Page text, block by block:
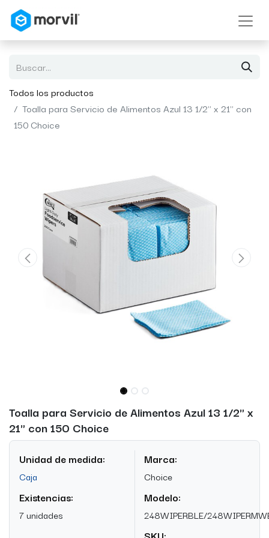
Todos los productos
Toalla para Servicio de Alimentos Azul 13 1/2" x 21" con
150 Choice
Toalla para Servicio de Alimentos Azul 13 1/2" x
21" con 150 Choice
Unidad de medida:
Caja
Existencias:
7 unidades
Marca:
Choice
Modelo:
248WIPERBLE/